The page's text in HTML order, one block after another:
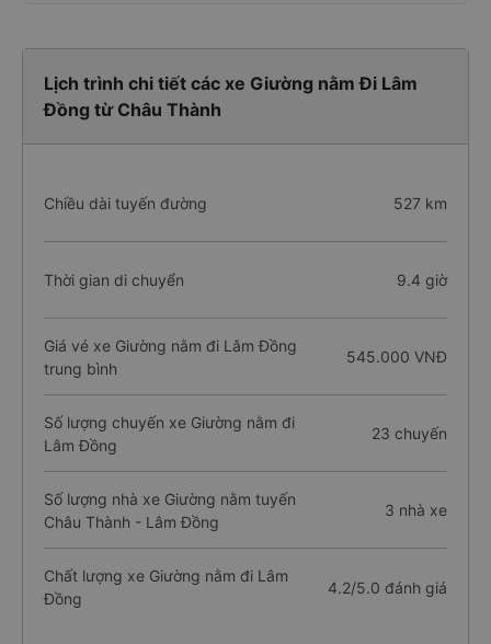
Lịch trình chi tiết các xe Giường nằm Đi Lâm
Đồng từ Châu Thành
Chiều dài tuyến đường 527 km
Thời gian di chuyển 9.4 giờ
Giá vé xe Giường nằm đi Lâm Đồng
trung bình
545.000 VNĐ
Số lượng chuyến xe Giường nằm đi
Lâm Đồng
23 chuyến
Số lượng nhà xe Giường nằm tuyến
Châu Thành - Lâm Đồng
3 nhà xe
Chất lượng xe Giường nằm đi Lâm
Đồng
4.2/5.0 đánh giá